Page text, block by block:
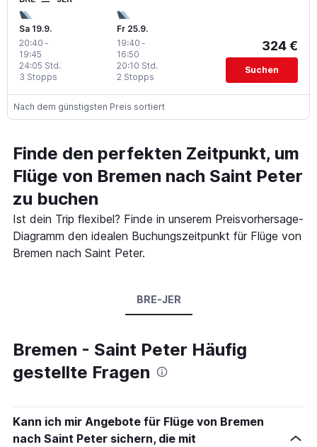
Sa 19.9.
20:40 -
19:45
3 Stopps
24:05 Std.
Fr 25.9.
19:40 -
16:50
2 Stopps
20:10 Std.
324 €
Suchen
Nach dem günstigsten Preis sortiert
Finde den perfekten Zeitpunkt, um
Flüge von Bremen nach Saint Peter
zu buchen
Ist dein Trip flexibel? Finde in unserem Preisvorhersage-
Diagramm den idealen Buchungszeitpunkt für Flüge von
Bremen nach Saint Peter.
BRE-JER
Bremen - Saint Peter Häufig
gestellte Fragen
Kann ich mir Angebote für Flüge von Bremen
nach Saint Peter sichern, die mit